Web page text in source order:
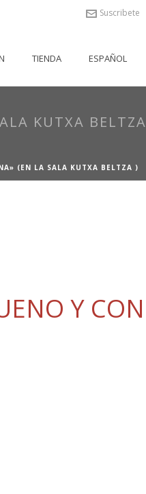
Suscribete
TIENDA ESPAÑOL
KUTXA BELTZA
(EN LA SALA KUTXA BELTZA )
Y CON